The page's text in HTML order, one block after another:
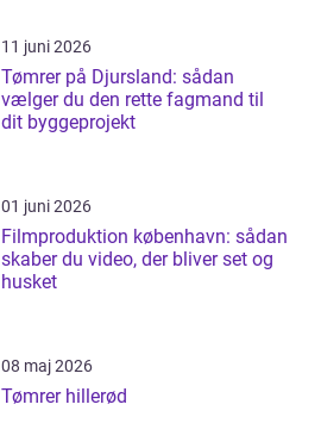
11 juni 2026
Tømrer på Djursland: sådan
vælger du den rette fagmand til
dit byggeprojekt
01 juni 2026
Filmproduktion københavn: sådan
skaber du video, der bliver set og
husket
08 maj 2026
Tømrer hillerød